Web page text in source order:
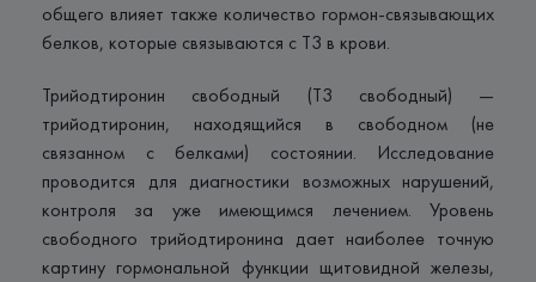
общего влияет также количество гормон-связывающих
белков, которые связываются с Т3 в крови.
Трийодтиронин свободный (Т3 свободный) —
трийодтиронин, находящийся в свободном (не
связанном с белками) состоянии. Исследование
проводится для диагностики возможных нарушений,
контроля за уже имеющимся лечением. Уровень
свободного трийодтиронина дает наиболее точную
картину гормональной функции щитовидной железы,